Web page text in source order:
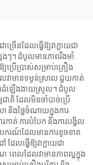
រើនដែលធ្វើឱ្យវាក្លាយជា
ៗ។ ដំបូលមានភាពរឹងមាំ
ប្រើប្រាស់សម្រាប់គ្រឿង
លវាមានទម្ងន់ស្រាល ជួយកាត់
រដំឡើងងាយស្រួល។ ដំបូល
ាតិ ដែលមិនចាំបាច់ប្រើ
និងថ្លៃចំណាយក្នុងការ
កាត់ ការបំបែក និងការបង្វិល
បករណ៍ដែលមានការខូចខាត
ែលធ្វើឱ្យវាក្លាយជា
ៈពេលដែលវាមានភាពល្អក្នុង